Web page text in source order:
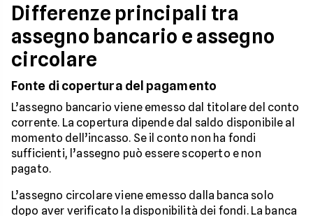
Differenze principali tra
assegno bancario e assegno
circolare
Fonte di copertura del pagamento
L’assegno bancario viene emesso dal titolare del conto
corrente. La copertura dipende dal saldo disponibile al
momento dell’incasso. Se il conto non ha fondi
sufficienti, l’assegno può essere scoperto e non
pagato.
L’assegno circolare viene emesso dalla banca solo
dopo aver verificato la disponibilità dei fondi. La banca